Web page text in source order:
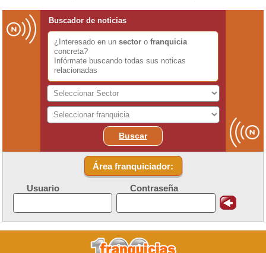
Buscador de noticias
¿Interesado en un sector o franquicia
concreta?
Infórmate buscando todas sus noticas
relacionadas
Buscar
Área franquiciador:
Usuario Contraseña